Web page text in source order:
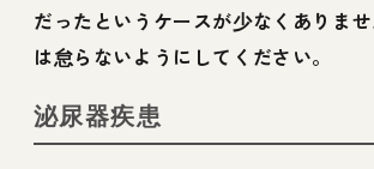
だったというケースが少なくありま
は怠らないようにしてください。
泌尿器疾患